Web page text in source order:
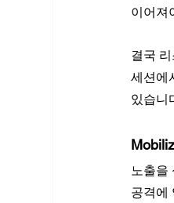
이어져
결국
세션에
있습니
노출을
공격에